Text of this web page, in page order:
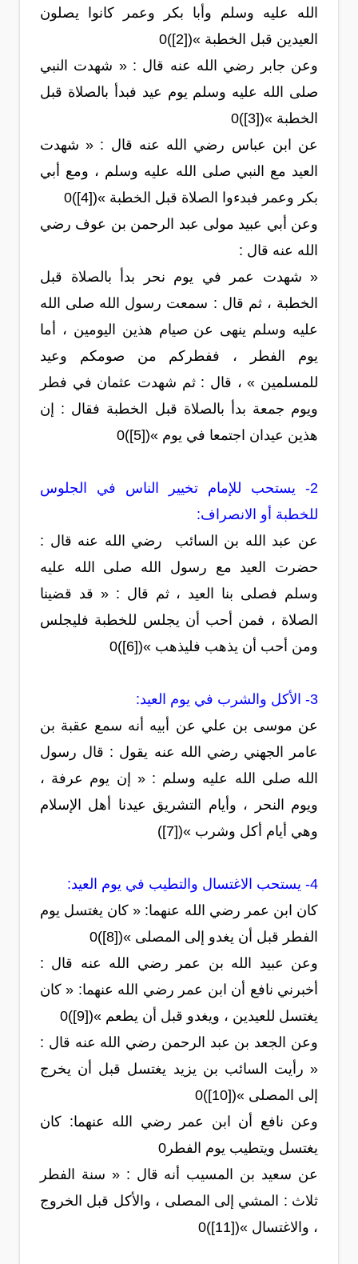
الله عليه وسلم وأبا بكر وعمر كانوا يصلون
العيدين قبل الخطبة »([2])0
وعن جابر رضي الله عنه قال : « شهدت النبي
صلى الله عليه وسلم يوم عيد فبدأ بالصلاة قبل
الخطبة »([3])0
عن ابن عباس رضي الله عنه قال : « شهدت
العيد مع النبي صلى الله عليه وسلم ، ومع أبي
بكر وعمر فبدءوا الصلاة قبل الخطبة »([4])0
وعن أبي عبيد مولى عبد الرحمن بن عوف رضي
الله عنه قال :
« شهدت عمر في يوم نحر بدأ بالصلاة قبل
الخطبة ، ثم قال : سمعت رسول الله صلى الله
عليه وسلم ينهى عن صيام هذين اليومين ، أما
يوم الفطر ، ففطركم من صومكم وعيد
للمسلمين » ، قال : ثم شهدت عثمان في فطر
ويوم جمعة بدأ بالصلاة قبل الخطبة فقال : إن
هذين عيدان اجتمعا في يوم »([5])0
2- يستحب للإمام تخيير الناس في الجلوس
للخطبة أو الانصراف:
عن عبد الله بن السائب رضي الله عنه قال :
حضرت العيد مع رسول الله صلى الله عليه
وسلم فصلى بنا العيد ، ثم قال : « قد قضينا
الصلاة ، فمن أحب أن يجلس للخطبة فليجلس
ومن أحب أن يذهب فليذهب »([6])0
3- الأكل والشرب في يوم العيد:
عن موسى بن علي عن أبيه أنه سمع عقبة بن
عامر الجهني رضي الله عنه يقول : قال رسول
الله صلى الله عليه وسلم : « إن يوم عرفة ،
ويوم النحر ، وأيام التشريق عيدنا أهل الإسلام
وهي أيام أكل وشرب »([7])
4- يستحب الاغتسال والتطيب في يوم العيد:
كان ابن عمر رضي الله عنهما: « كان يغتسل يوم
الفطر قبل أن يغدو إلى المصلى »([8])0
وعن عبيد الله بن عمر رضي الله عنه قال :
أخبرني نافع أن ابن عمر رضي الله عنهما: « كان
يغتسل للعيدين ، ويغدو قبل أن يطعم »([9])0
وعن الجعد بن عبد الرحمن رضي الله عنه قال :
« رأيت السائب بن يزيد يغتسل قبل أن يخرج
إلى المصلى »([10])0
وعن نافع أن ابن عمر رضي الله عنهما: كان
يغتسل ويتطيب يوم الفطر0
عن سعيد بن المسيب أنه قال : « سنة الفطر
ثلاث : المشي إلى المصلى ، والأكل قبل الخروج
، والاغتسال »([11])0